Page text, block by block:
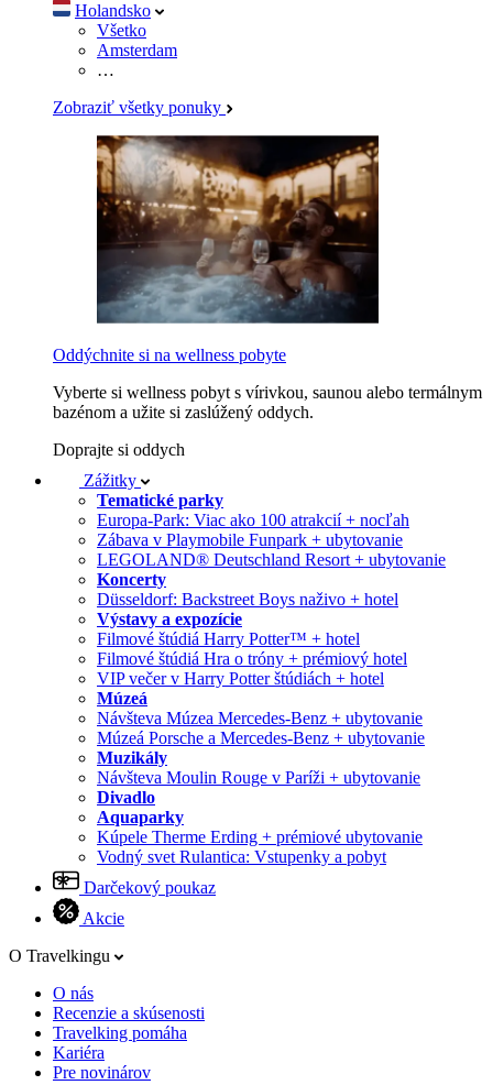
Holandsko
Všetko
Amsterdam
…
Zobraziť všetky ponuky
Oddýchnite si na wellness pobyte
Vyberte si wellness pobyt s vírivkou, saunou alebo termálnym
bazénom a užite si zaslúžený oddych.
Doprajte si oddych
Zážitky
Tematické parky
Europa-Park: Viac ako 100 atrakcií + nocľah
Zábava v Playmobile Funpark + ubytovanie
LEGOLAND® Deutschland Resort + ubytovanie
Koncerty
Düsseldorf: Backstreet Boys naživo + hotel
Výstavy a expozície
Filmové štúdiá Harry Potter™ + hotel
Filmové štúdiá Hra o tróny + prémiový hotel
VIP večer v Harry Potter štúdiách + hotel
Múzeá
Návšteva Múzea Mercedes-Benz + ubytovanie
Múzeá Porsche a Mercedes-Benz + ubytovanie
Muzikály
Návšteva Moulin Rouge v Paríži + ubytovanie
Divadlo
Aquaparky
Kúpele Therme Erding + prémiové ubytovanie
Vodný svet Rulantica: Vstupenky a pobyt
Darčekový poukaz
Akcie
O Travelkingu
O nás
Recenzie a skúsenosti
Travelking pomáha
Kariéra
Pre novinárov